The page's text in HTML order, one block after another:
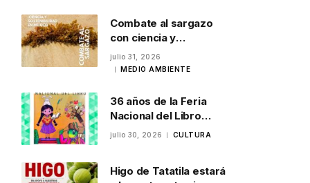
Combate al sargazo
con ciencia y
sostenibilidad en
México
julio 31, 2026
MEDIO AMBIENTE
36 años de la Feria
Nacional del Libro
Infantil y Juvenil en
julio 30, 2026 CULTURA
Higo de Tatatila estará